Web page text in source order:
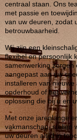
centraal staan. Ons
met passie en
van uw deuren, zodat
betrouwbaarheid.
Wij zijn een
flexibel en persoonlijk
samenwerking zorgen
aangepast aan uw
installeren van
onderhoud of het
oplossing die bij u en
Met onze jarenlange
vakmanschap, stellen
uw deuren altijd in